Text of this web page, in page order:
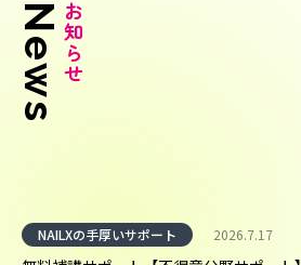
お知らせ
News
NAILXの手厚いサポート 2026.7.17